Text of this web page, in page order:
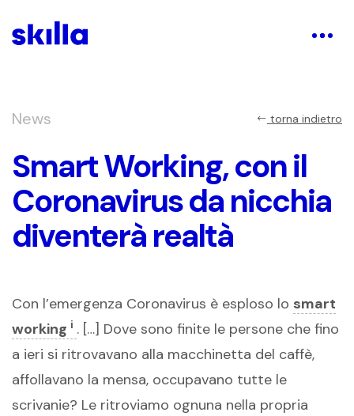
News torna indietro
Smart Working, con il
Coronavirus da nicchia
diventerà realtà
Con l’emergenza Coronavirus è esploso lo smart
working i . […] Dove sono finite le persone che fino
a ieri si ritrovavano alla macchinetta del caffè,
affollavano la mensa, occupavano tutte le
scrivanie? Le ritroviamo ognuna nella propria